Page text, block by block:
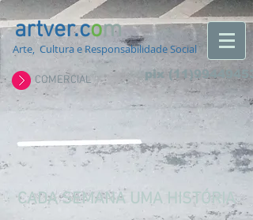
artver.com
Arte, Cultura e Responsabilidade Social
COMERCIAL pix
CADA SEMANA UMA HISTÓRIA